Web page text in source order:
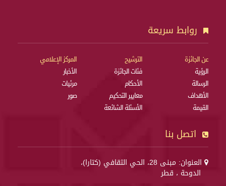
روابط سريعة
عن الجائزة
الرؤية
الرسالة
الأهداف
القيمة
الترشيح
فئات الجائزة
الأحكام
معايير التحكيم
الأسئلة الشائعة
المركز الإعلامي
الأخبار
مرئيات
صور
اتصل بنا
العنوان: مبنى 28، الحي الثقافي (كتارا)،
الدوحة ، قطر